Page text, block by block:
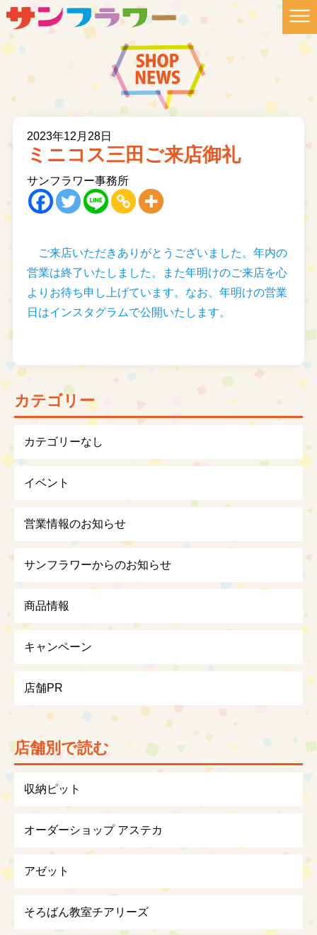
2023年12月28日
ミニコス三田ご来店御礼
サンフラワー事務所
ご来店いただきありがとうございました。年内の
営業は終了いたしました。また年明けのご来店を心
よりお待ち申し上げています。なお、年明けの営業
日はインスタグラムで公開いたします。
カテゴリー
カテゴリーなし
イベント
営業情報のお知らせ
サンフラワーからのお知らせ
商品情報
キャンペーン
店舗PR
店舗別で読む
収納ピット
オーダーショップ アステカ
アゼット
そろばん教室チアリーズ